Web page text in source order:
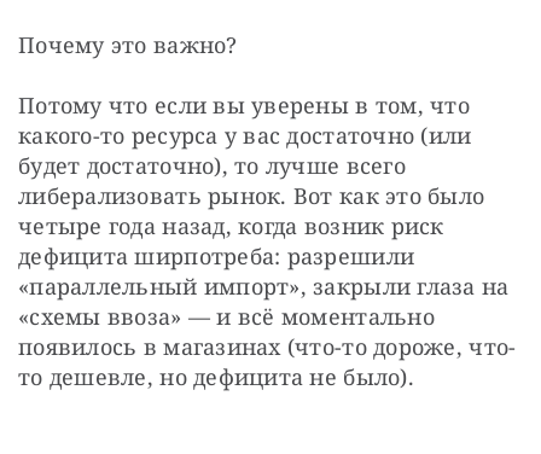
Почему это важно?
Потому что если вы уверены в том, что
какого-то ресурса у вас достаточно (или
будет достаточно), то лучше всего
либерализовать рынок. Вот как это было
четыре года назад, когда возник риск
дефицита ширпотреба: разрешили
«параллельный импорт», закрыли глаза на
«схемы ввоза» — и всё моментально
появилось в магазинах (что-то дороже, что-
то дешевле, но дефицита не было).